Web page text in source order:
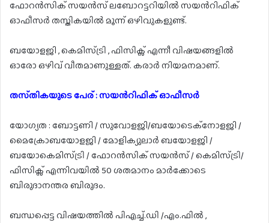
ഫോറൻസിക് സയൻസ് ലബോറട്ടറിയിൽ സയൻറിഫിക്
ഓഫീസർ തസ്തികയിൽ മൂന്ന് ഒഴിവുകളുണ്ട്.
ബയോളജി , കെമിസ്ട്രി , ഫിസിക്സ് എന്നീ വിഷയങ്ങളിൽ
ഓരോ ഒഴിവ് വീതമാണുള്ളത്. കരാർ നിയമനമാണ്.
തസ്‌തികയുടെ പേര് : സയൻറിഫിക് ഓഫീസർ
യോഗ്യത : ബോട്ടണി / സുവോളജി/ബയോടെക്നോളജി /
മൈക്രോബയോളജി / മോളിക്യുലാർ ബയോളജി /
ബയോകെമിസ്ട്രി / ഫോറൻസിക് സയൻസ് / കെമിസ്ട്രി/
ഫിസിക്സ് എന്നിവയിൽ 50 ശതമാനം മാർക്കോടെ
ബിരുദാനന്തര ബിരുദം.
ബന്ധപ്പെട്ട വിഷയത്തിൽ പിഎച്ച്.ഡി /എം.ഫിൽ ,